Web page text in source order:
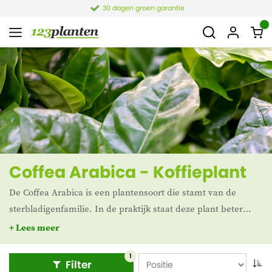
30 dagen groen garantie
Coffea Arabica - Koffieplant
De Coffea Arabica is een plantensoort die stamt van de
sterbladigenfamilie. In de praktijk staat deze plant beter
bekend als koffieplant. Het is namelijk een van de twee
meest geteelde koffiesoorten. Oorspronkelijk komt de
koffieplant uit het Ethiopisch Hoogland. De blaadjes van
+ Lees meer
Filter
1